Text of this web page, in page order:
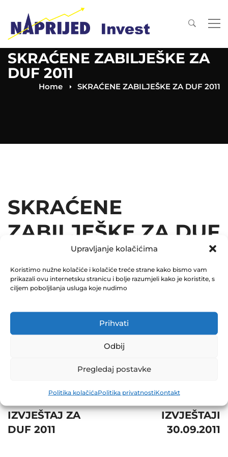
Upravljanje kolačićima
Koristimo nužne kolačiće i kolačiće treće strane kako bismo vam
prikazali ovu internetsku stranicu i bolje razumjeli kako je koristite, s
ciljem poboljšanja usluga koje nudimo
Prihvati
Odbij
Pregledaj postavke
Politika kolačićaPolitika privatnostiKontakt
SKRAĆENE ZABILJEŠKE ZA
DUF 2011
Home SKRAĆENE ZABILJEŠKE ZA DUF 2011
SKRAĆENE
ZABILJEŠKE ZA DUF
December 31, 2011
0 Comments
Share
navigation
IZVJEŠTAJ ZA
DUF 2011
IZVJEŠTAJI
30.09.2011